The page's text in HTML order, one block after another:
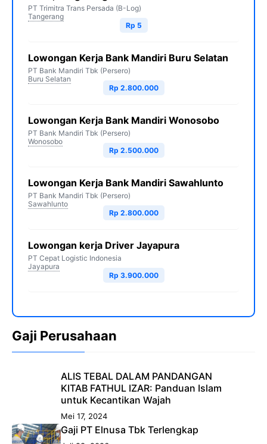
PT Trimitra Trans Persada (B-Log)
Tangerang
Rp 5
Lowongan Kerja Bank Mandiri Buru Selatan
PT Bank Mandiri Tbk (Persero)
Buru Selatan
Rp 2.800.000
Lowongan Kerja Bank Mandiri Wonosobo
PT Bank Mandiri Tbk (Persero)
Wonosobo
Rp 2.500.000
Lowongan Kerja Bank Mandiri Sawahlunto
PT Bank Mandiri Tbk (Persero)
Sawahlunto
Rp 2.800.000
Lowongan kerja Driver Jayapura
PT Cepat Logistic Indonesia
Jayapura
Rp 3.900.000
Gaji Perusahaan
ALIS TEBAL DALAM PANDANGAN
KITAB FATHUL IZAR: Panduan Islam
untuk Kecantikan Wajah
Mei 17, 2024
Gaji PT Elnusa Tbk Terlengkap